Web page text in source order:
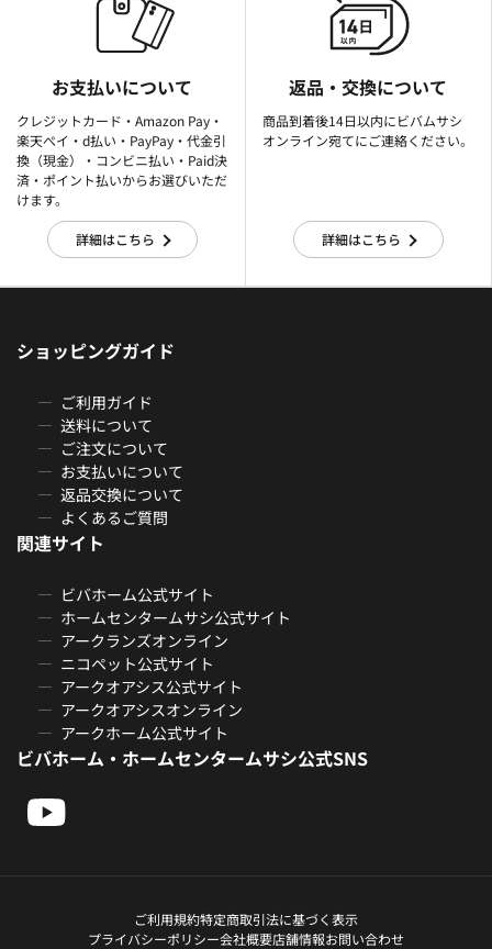
お支払いについて
クレジットカード・Amazon Pay・
楽天ぺイ・d払い・PayPay・代金引
換（現金）・コンビニ払い・Paid決
済・ポイント払いからお選びいただ
けます。
詳細はこちら
返品・交換について
商品到着後14日以内にビバムサシ
オンライン宛てにご連絡ください。
詳細はこちら
ショッピングガイド
ご利用ガイド
送料について
ご注文について
お支払いについて
返品交換について
よくあるご質問
関連サイト
ビバホーム公式サイト
ホームセンタームサシ公式サイト
アークランズオンライン
ニコペット公式サイト
アークオアシス公式サイト
アークオアシスオンライン
アークホーム公式サイト
ビバホーム・ホームセンタームサシ公式SNS
ご利用規約特定商取引法に基づく表示
プライバシーポリシー会社概要店舗情報お問い合わせ